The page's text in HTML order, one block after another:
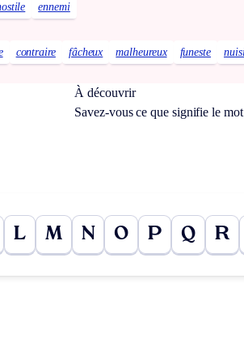
ennemi
contraire fâcheux malheureux funeste
À découvrir
Savez-vous ce que signifie le mot
L M N O P Q R